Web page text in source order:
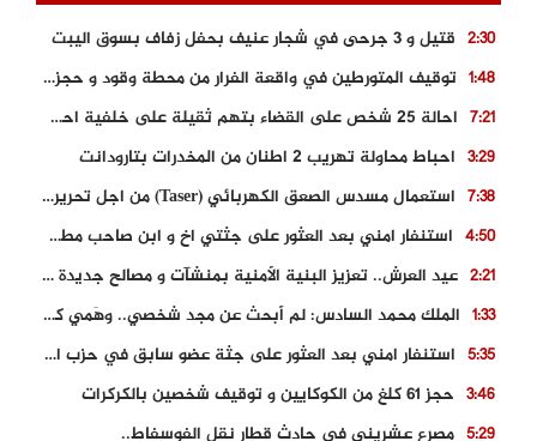
2:30 قتيل و 3 جرحى في شجار عنيف بحفل زفاف بسوق اليبت
1:48
توقيف المتورطين في واقعة الفرار من محطة وقود و حجز السيارة
7:21
احالة 25 شخص على القضاء بتهم ثقيلة على خلفية احداث المناطق الشمالية
3:29 احباط محاولة تهريب 2 اطنان من المخدرات بتارودانت
7:38
استعمال مسدس الصعق الكهربائي (Taser) من اجل تحرير شابة محتجزة
4:50
استنفار امني بعد العثور على جثتي اخ و ابن صاحب مطعم اسماك مشهور بطنجة
2:21
عيد العرش.. تعزيز البنية الأمنية بمنشآت و مصالح جديدة بكل من الحسيمة – فاس و الناظور
1:33
الملك محمد السادس: لم أبحث عن مجد شخصي.. وهَمي كرامة المغاربة
5:35
استنفار امني بعد العثور على جثة عضو سابق في حزب المصباح بالقنيطرة..
3:46 حجز 61 كلغ من الكوكايين و توقيف شخصين بالكركرات
5:29 مصرع عشريني في حادث قطار نقل الفوسفاط..